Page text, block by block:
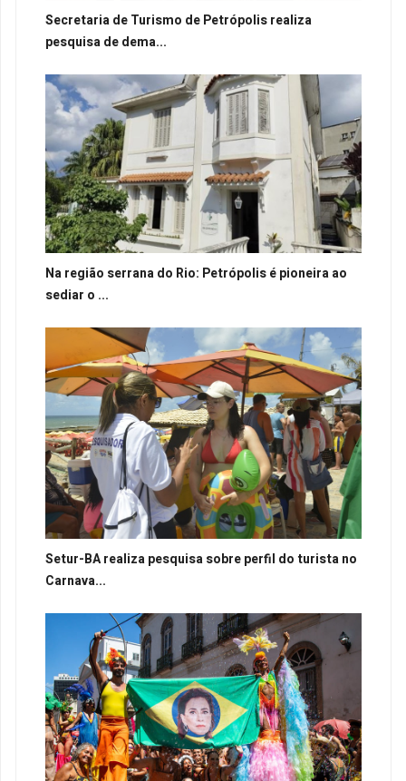
Secretaria de Turismo de Petrópolis realiza
pesquisa de dema...
Na região serrana do Rio: Petrópolis é pioneira ao
sediar o ...
Setur-BA realiza pesquisa sobre perfil do turista no
Carnava...